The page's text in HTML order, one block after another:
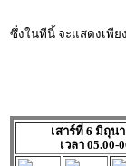
ซึ่งในทีนี้ จะแสดงเพีย
เสาร์ที่ 6 มิถุน
เวลา 05.00-